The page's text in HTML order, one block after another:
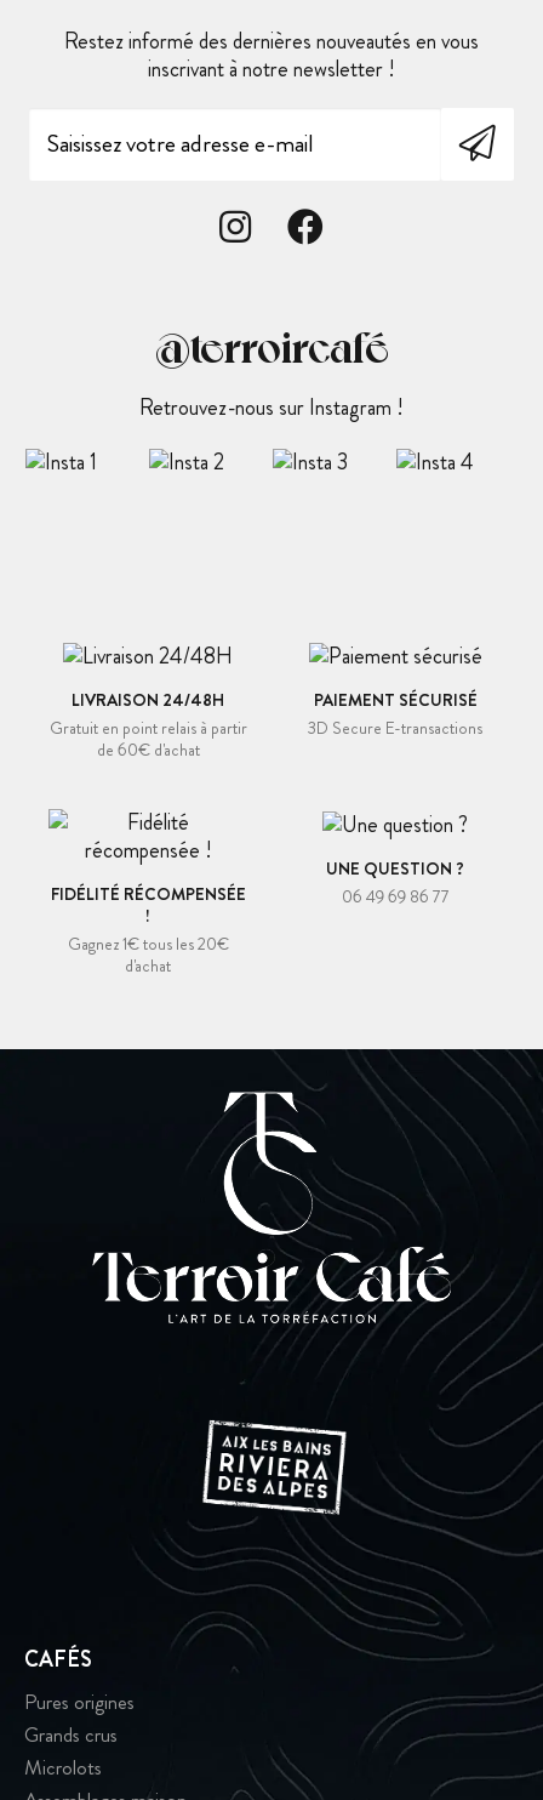
Restez informé des dernières nouveautés en vous
inscrivant à notre newsletter !
@terroircafé
Retrouvez-nous sur Instagram !
LIVRAISON 24/48H
Gratuit en point relais à partir
de 60€ d'achat
PAIEMENT SÉCURISÉ
3D Secure E-transactions
FIDÉLITÉ RÉCOMPENSÉE
!
Gagnez 1€ tous les 20€
d'achat
UNE QUESTION ?
06 49 69 86 77
CAFÉS
Pures origines
Grands crus
Microlots